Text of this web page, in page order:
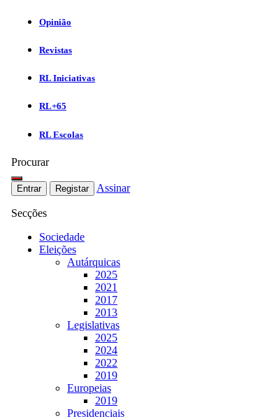
Opinião
Revistas
RL Iniciativas
RL+65
RL Escolas
Procurar
Entrar Registar Assinar
Secções
Sociedade
Eleições
Autárquicas
2025
2021
2017
2013
Legislativas
2025
2024
2022
2019
Europeias
2019
Presidenciais